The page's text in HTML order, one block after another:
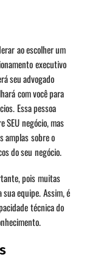
ao escolher um
executivo
seu advogado
com você para
Essa pessoa
SEU negócio, mas
amplas sobre o
do seu negócio.
pois muitas
equipe. Assim, é
técnica do